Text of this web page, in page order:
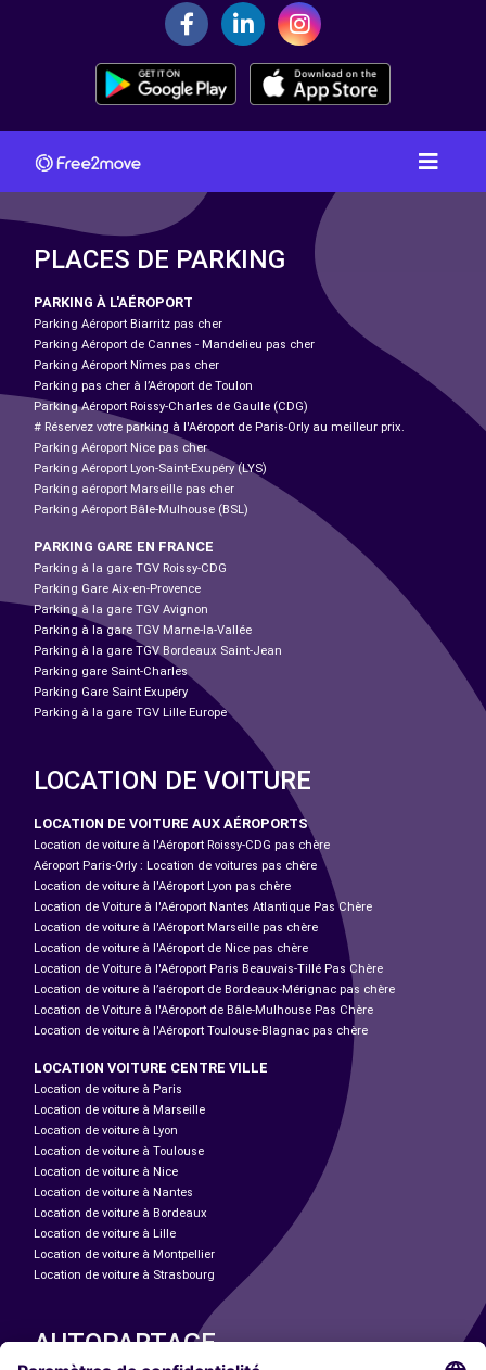
PLACES DE PARKING
PARKING À L'AÉROPORT
Parking Aéroport Biarritz pas cher
Parking Aéroport de Cannes - Mandelieu pas cher
Parking Aéroport Nîmes pas cher
Parking pas cher à l’Aéroport de Toulon
Parking Aéroport Roissy-Charles de Gaulle (CDG)
# Réservez votre parking à l'Aéroport de Paris-Orly au meilleur prix.
Parking Aéroport Nice pas cher
Parking Aéroport Lyon-Saint-Exupéry (LYS)
Parking aéroport Marseille pas cher
Parking Aéroport Bâle-Mulhouse (BSL)
PARKING GARE EN FRANCE
Parking à la gare TGV Roissy-CDG
Parking Gare Aix-en-Provence
Parking à la gare TGV Avignon
Parking à la gare TGV Marne-la-Vallée
Parking à la gare TGV Bordeaux Saint-Jean
Parking gare Saint-Charles
Parking Gare Saint Exupéry
Parking à la gare TGV Lille Europe
LOCATION DE VOITURE
LOCATION DE VOITURE AUX AÉROPORTS
Location de voiture à l'Aéroport Roissy-CDG pas chère
Aéroport Paris-Orly : Location de voitures pas chère
Location de voiture à l'Aéroport Lyon pas chère
Location de Voiture à l'Aéroport Nantes Atlantique Pas Chère
Location de voiture à l'Aéroport Marseille pas chère
Location de voiture à l'Aéroport de Nice pas chère
Location de Voiture à l'Aéroport Paris Beauvais-Tillé Pas Chère
Location de voiture à l’aéroport de Bordeaux-Mérignac pas chère
Location de Voiture à l'Aéroport de Bâle-Mulhouse Pas Chère
Location de voiture à l'Aéroport Toulouse-Blagnac pas chère
LOCATION VOITURE CENTRE VILLE
Location de voiture à Paris
Location de voiture à Marseille
Location de voiture à Lyon
Location de voiture à Toulouse
Location de voiture à Nice
Location de voiture à Nantes
Location de voiture à Bordeaux
Location de voiture à Lille
Location de voiture à Montpellier
Location de voiture à Strasbourg
AUTOPARTAGE